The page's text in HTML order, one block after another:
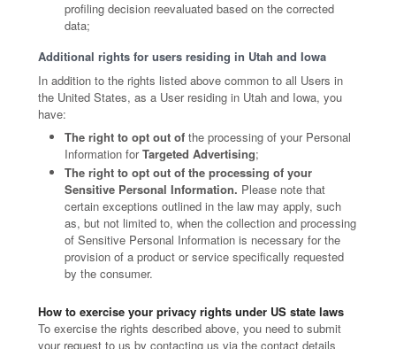
profiling decision reevaluated based on the corrected
data;
Additional rights for users residing in Utah and Iowa
In addition to the rights listed above common to all Users in
the United States, as a User residing in Utah and Iowa, you
have:
The right to opt out of the processing of your Personal
Information forTargeted Advertising;
The right to opt out of the processing of your
Sensitive Personal Information. Please note that
certain exceptions outlined in the law may apply, such
as, but not limited to, when the collection and processing
of Sensitive Personal Information is necessary for the
provision of a product or service specifically requested
by the consumer.
How to exercise your privacy rights under US state laws
To exercise the rights described above, you need to submit
your request to us by contacting us via the contact details